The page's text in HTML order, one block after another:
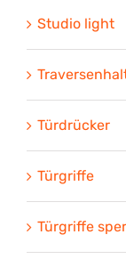
Studio light
Türdrücker
Türgriffe
Türgriffe